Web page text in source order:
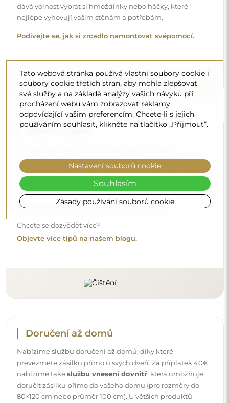
dává volnost vybrat si hmoždinky nebo háčky, které
nejlépe vyhovují vašim stěnám a potřebám.
Podívejte se, jak si zrcadlo namontovat svépomocí.
Čištění a péče
Pro zachování optimálního lesku stačí utěrka z
mikrovlákna a teplá voda. Pokud se rozhodnete pro
specializované přípravky, dbejte na to, aby měly neutrální
pH (kolem 7). Vyhněte se silným čisticím prostředkům
obsahujícím ocet, čpavek nebo silné kyseliny – díky tomu
si zrcadlo zachová krásný odraz po mnoho let.
Chcete se dozvědět více?
Objevte více tipů na našem blogu.
Doručení až domů
Nabízíme službu doručení až domů, díky které
převezmete zásilku přímo u svých dveří. Za příplatek 40€
nabízíme takéslužbu vnesení dovnitř, která umožňuje
doručit zásilku přímo do vašeho domu (pro rozměry do
80×120 cm nebo průměr 100 cm). U větších produktů
Tato webová stránka používá vlastní soubory cookie i
soubory cookie třetích stran, aby mohla zlepšovat
své služby a na základě analýzy vašich návyků při
procházení webu vám zobrazovat reklamy
odpovídající vašim preferencím. Chcete-li s jejich
používáním souhlasit, klikněte na tlačítko „Přijmout“.
Zásady používání souborů cookie
Nastavení souborů cookie
Souhlasím